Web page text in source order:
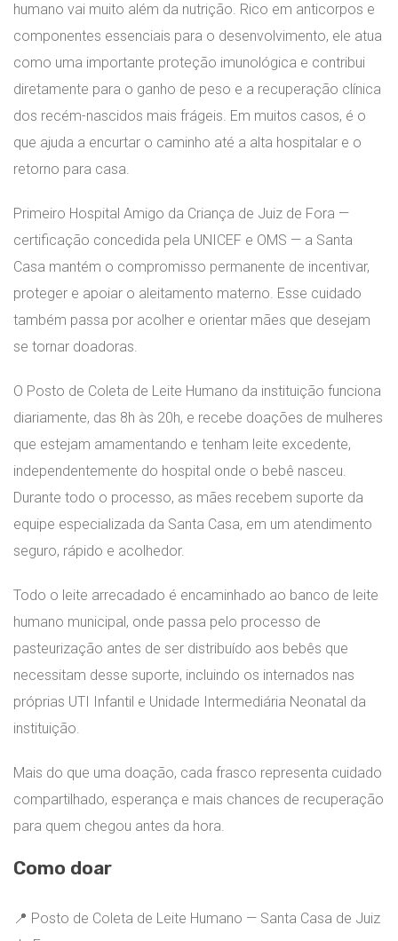
humano vai muito além da nutrição. Rico em anticorpos e
componentes essenciais para o desenvolvimento, ele atua
como uma importante proteção imunológica e contribui
diretamente para o ganho de peso e a recuperação clínica
dos recém-nascidos mais frágeis. Em muitos casos, é o
que ajuda a encurtar o caminho até a alta hospitalar e o
retorno para casa.
Primeiro Hospital Amigo da Criança de Juiz de Fora —
certificação concedida pela UNICEF e OMS — a Santa
Casa mantém o compromisso permanente de incentivar,
proteger e apoiar o aleitamento materno. Esse cuidado
também passa por acolher e orientar mães que desejam
se tornar doadoras.
O Posto de Coleta de Leite Humano da instituição funciona
diariamente, das 8h às 20h, e recebe doações de mulheres
que estejam amamentando e tenham leite excedente,
independentemente do hospital onde o bebê nasceu.
Durante todo o processo, as mães recebem suporte da
equipe especializada da Santa Casa, em um atendimento
seguro, rápido e acolhedor.
Todo o leite arrecadado é encaminhado ao banco de leite
humano municipal, onde passa pelo processo de
pasteurização antes de ser distribuído aos bebês que
necessitam desse suporte, incluindo os internados nas
próprias UTI Infantil e Unidade Intermediária Neonatal da
instituição.
Mais do que uma doação, cada frasco representa cuidado
compartilhado, esperança e mais chances de recuperação
para quem chegou antes da hora.
Como doar
📍 Posto de Coleta de Leite Humano — Santa Casa de Juiz